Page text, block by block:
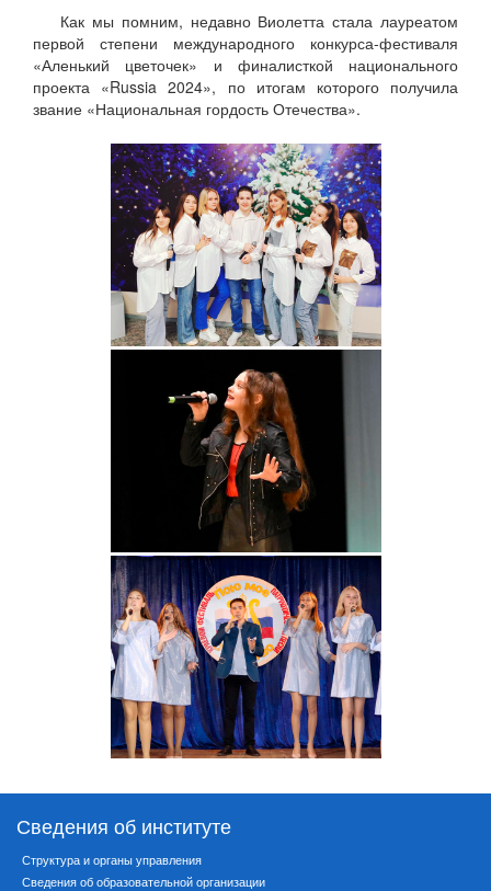
Как мы помним, недавно Виолетта стала лауреатом
первой степени международного конкурса-фестиваля
«Аленький цветочек» и финалисткой национального
проекта «Russia 2024», по итогам которого получила
звание «Национальная гордость Отечества».
Сведения об институте
Структура и органы управления
Сведения об образовательной организации